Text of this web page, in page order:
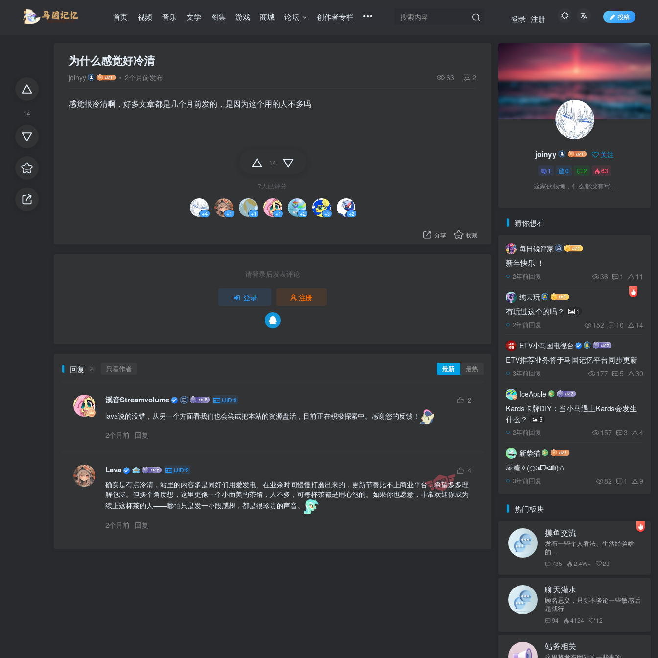
首页 视频 音乐 文学 图集 游戏 商城 论坛 创作者专栏 投稿
登录 注册
14
为什么感觉好冷清
joinyy 2个月前发布 63 2
感觉很冷清啊，好多文章都是几个月前发的，是因为这个用的人不多吗
14
7人已评分
+4 +1 +1 +1 +2 +3 +2
分享 收藏
请登录后发表评论
登录 注册
回复 2 只看作者 最新 最热
溪音Streamvolume UID:9 2
lava说的没错，从另一个方面看我们也会尝试把本站的资源盘活，目前正在积极探索中。感谢您的反馈！
2个月前 回复
Lava UID:2 4
确实是有点冷清，站里的内容多是同好们用爱发电、在业余时间慢慢打磨出来的，更新节奏比不上商业平台，希望多多理
解包涵。但换个角度想，这里更像一个小而美的茶馆，人不多，可每杯茶都是用心泡的。如果你也愿意，非常欢迎你成为
续上这杯茶的人——哪怕只是发一小段感想，都是很珍贵的声音。
2个月前 回复
joinyy 关注
1 0 2 63
这家伙很懒，什么都没有写...
猜你想看
每日锐评家
新年快乐 ！
2年前回复 36 1 11
纯云玩
有玩过这个的吗？ 1
2年前回复 152 10 14
ETV小马国电视台
ETV推荐业务将于马国记忆平台同步更新
3年前回复 177 5 30
IceApple
Kards卡牌DIY：当小马遇上Kards会发生
什么？
3
2年前回复 157 3 4
新柴猫
琴糖✧(◍˃̶ᗜ˂̶◍)✩
3年前回复 82 1 9
热门板块
摸鱼交流
发布一些个人看法、生活经验啥
的...
785 2.4W+ 23
聊天灌水
顾名思义，只要不谈论一些敏感话
题就行
94 4124 12
站务相关